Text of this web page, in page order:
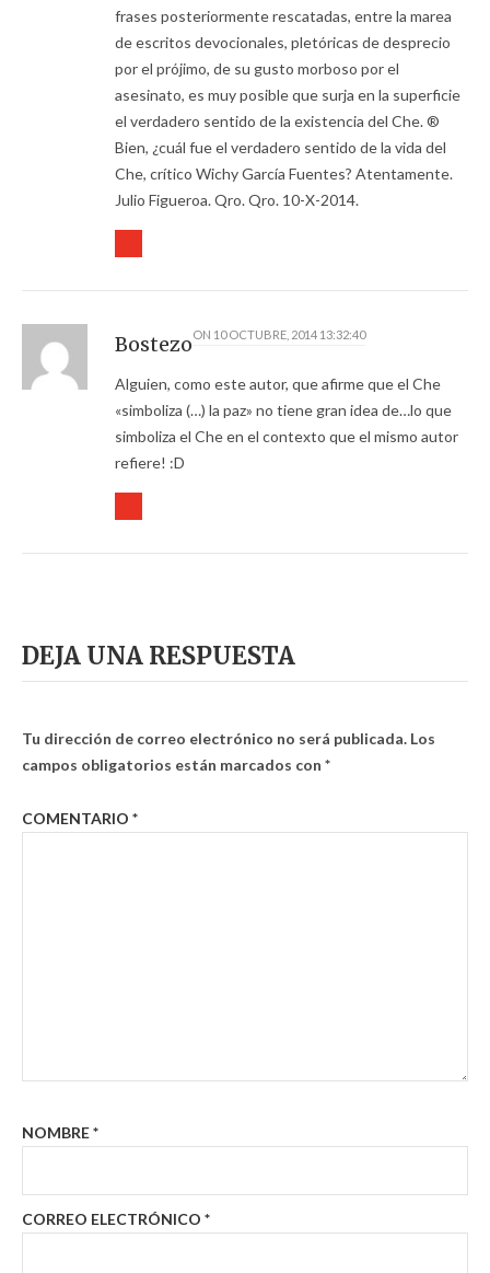
frases posteriormente rescatadas, entre la marea
de escritos devocionales, pletóricas de desprecio
por el prójimo, de su gusto morboso por el
asesinato, es muy posible que surja en la superficie
el verdadero sentido de la existencia del Che. ®
Bien, ¿cuál fue el verdadero sentido de la vida del
Che, crítico Wichy García Fuentes? Atentamente.
Julio Figueroa. Qro. Qro. 10-X-2014.
BostezoON 10 OCTUBRE, 2014 13:32:40
Alguien, como este autor, que afirme que el Che
«simboliza (…) la paz» no tiene gran idea de…lo que
simboliza el Che en el contexto que el mismo autor
refiere! :D
DEJA UNA RESPUESTA
Tu dirección de correo electrónico no será publicada. Los
campos obligatorios están marcados con *
COMENTARIO *
NOMBRE*
CORREO ELECTRÓNICO *